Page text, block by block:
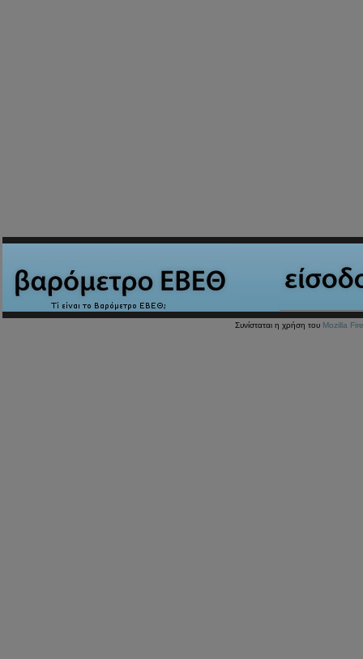
Συνίσταται η χρήση του Mozilla